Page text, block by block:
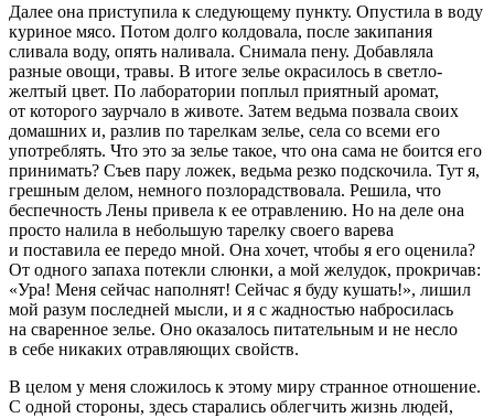
Далее она приступила к следующему пункту. Опустила в воду
куриное мясо. Потом долго колдовала, после закипания
сливала воду, опять наливала. Снимала пену. Добавляла
разные овощи, травы. В итоге зелье окрасилось в светло-
желтый цвет. По лаборатории поплыл приятный аромат,
от которого заурчало в животе. Затем ведьма позвала своих
домашних и, разлив по тарелкам зелье, села со всеми его
употреблять. Что это за зелье такое, что она сама не боится его
принимать? Съев пару ложек, ведьма резко подскочила. Тут я,
грешным делом, немного позлорадствовала. Решила, что
беспечность Лены привела к ее отравлению. Но на деле она
просто налила в небольшую тарелку своего варева
и поставила ее передо мной. Она хочет, чтобы я его оценила?
От одного запаха потекли слюнки, а мой желудок, прокричав:
«Ура! Меня сейчас наполнят! Сейчас я буду кушать!», лишил
мой разум последней мысли, и я с жадностью набросилась
на сваренное зелье. Оно оказалось питательным и не несло
в себе никаких отравляющих свойств.
В целом у меня сложилось к этому миру странное отношение.
С одной стороны, здесь старались облегчить жизнь людей,